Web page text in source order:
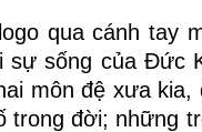
qua cánh tay
sống của Đức
môn đệ xưa
đời; những